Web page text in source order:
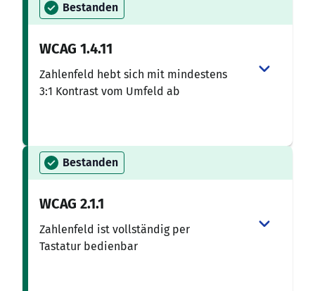
Bestanden
WCAG 1.4.11
Zahlenfeld hebt sich mit mindestens
3:1 Kontrast vom Umfeld ab
Bestanden
WCAG 2.1.1
Zahlenfeld ist vollständig per
Tastatur bedienbar